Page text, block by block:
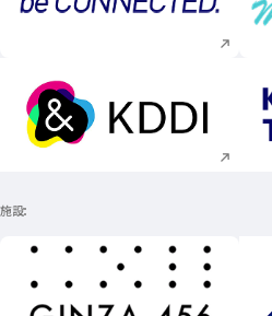
新規ウィンドウで開く
新規ウィンドウで開く
施設
新規ウィンドウで開く